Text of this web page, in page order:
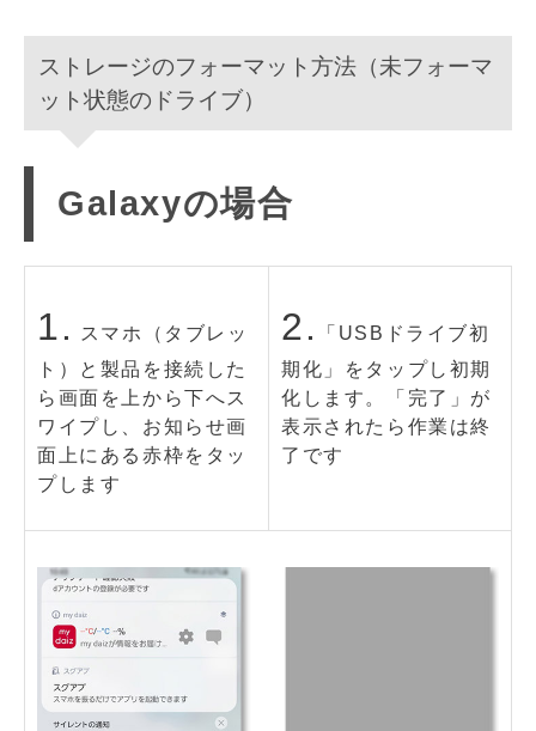
ストレージのフォーマット方法（未フォーマ
ット状態のドライブ）
Galaxyの場合
1.
スマホ（タブレッ
ト）と製品を接続した
ら画面を上から下へス
ワイプし、お知らせ画
面上にある赤枠をタッ
プします
2.
「USBドライブ初
期化」をタップし初期
化します。「完了」が
表示されたら作業は終
了です